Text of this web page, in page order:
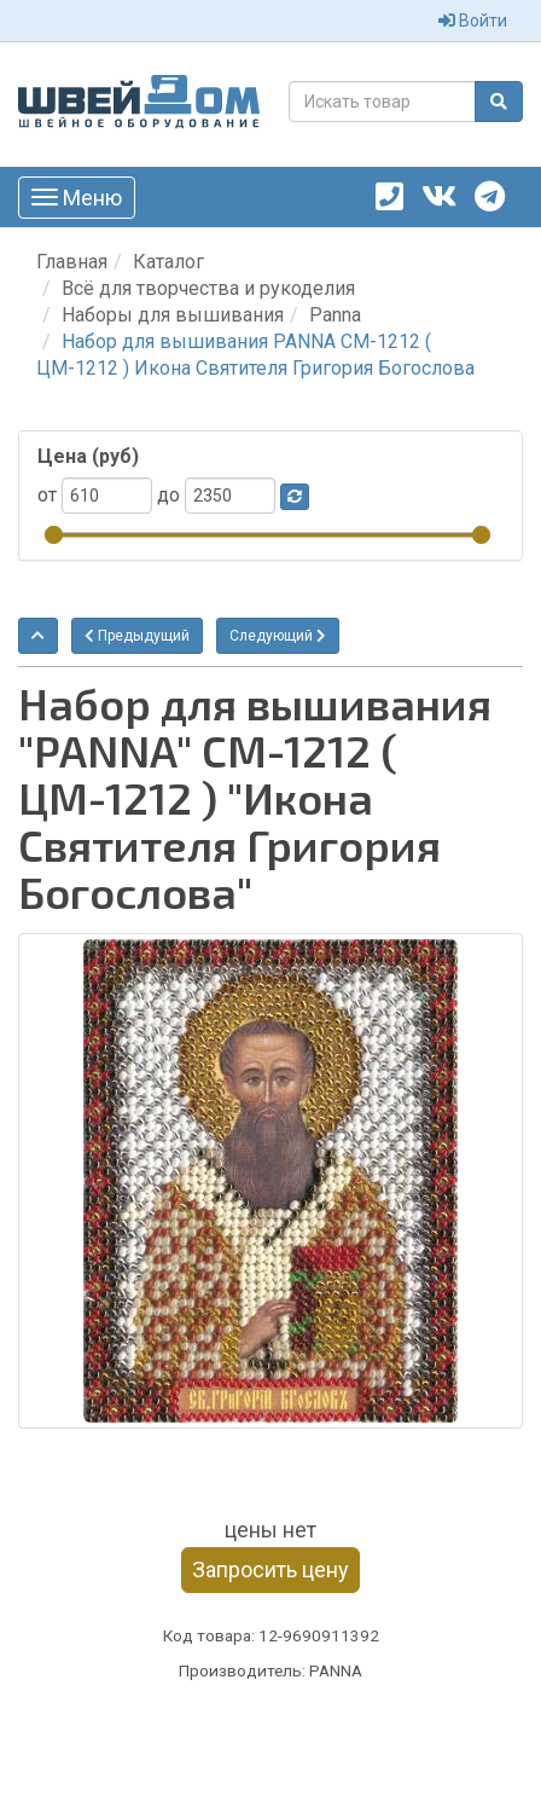
Войти
Toggle
navigation
Меню
Главная
Каталог
Всё для творчества и рукоделия
Наборы для вышивания
Panna
Набор для вышивания PANNA CM-1212 (
ЦМ-1212 ) Икона Святителя Григория Богослова
Цена (руб)
от
до
Предыдущий Следующий
Набор для вышивания
"PANNA" CM-1212 (
ЦМ-1212 ) "Икона
Святителя Григория
Богослова"
цены нет
Запросить цену
Код товара: 12-9690911392
Производитель: PANNA